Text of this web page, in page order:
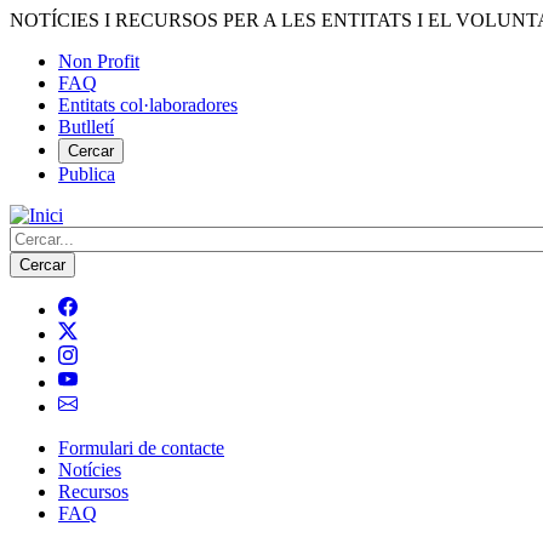
Vés
contingut
NOTÍCIES I RECURSOS PER A LES ENTITATS I EL
Menú
del
compte
d'usuari
Non Profit
FAQ
Entitats col·laboradores
Butlletí
Cercar
Publica
Cerca
Navegació
principal
Formulari de contacte
Notícies
Recursos
FAQ